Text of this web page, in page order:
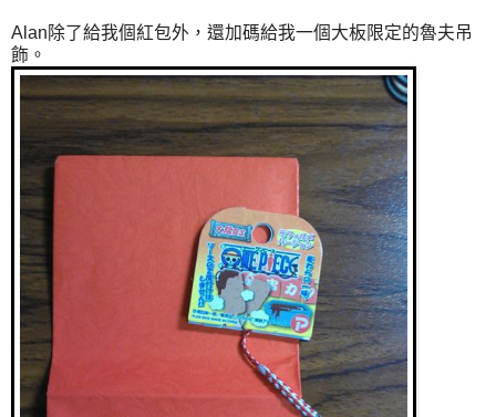
Alan除了給我個紅包外，還加碼給我一個大板限定的魯夫吊
飾。